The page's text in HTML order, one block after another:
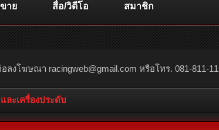
ลงโฆษณา racingweb@gmail.com หรือโทร. 081-811-
และเครื่องประดับ
าย สื่อ/วิดีโอ สมาชิก